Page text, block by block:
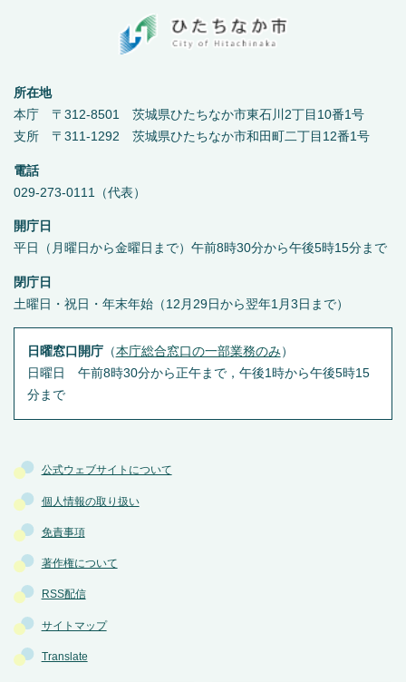
公式ウェブサイトについて
個人情報の取り扱い
免責事項
著作権について
RSS配信
サイトマップ
Translate
所在地
本庁 〒312-8501 茨城県ひたちなか市東石川2丁目10番1号
支所 〒311-1292 茨城県ひたちなか市和田町二丁目12番1号
電話
029-273-0111（代表）
開庁日
平日（月曜日から金曜日まで）午前8時30分から午後5時15分まで
閉庁日
土曜日・祝日・年末年始（12月29日から翌年1月3日まで）
日曜窓口開庁（本庁総合窓口の一部業務のみ ）
日曜日 午前8時30分から正午まで，午後1時から午後5時15
分まで